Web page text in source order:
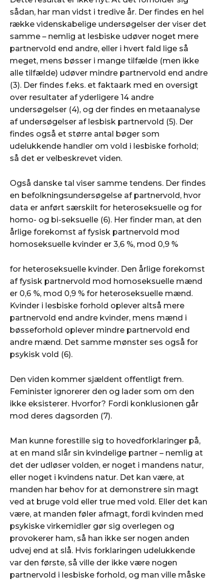
sådan, har man vidst i tredive år. Der findes en hel
række videnskabelige undersøgelser der viser det
samme – nemlig at lesbiske udøver noget mere
partnervold end andre, eller i hvert fald lige så
meget, mens bøsser i mange tilfælde (men ikke
alle tilfælde) udøver mindre partnervold end andre
(3). Der findes f.eks. et faktaark med en oversigt
over resultater af yderligere 14 andre
undersøgelser (4), og der findes en metaanalyse
af undersøgelser af lesbisk partnervold (5). Der
findes også et større antal bøger som
udelukkende handler om vold i lesbiske forhold;
så det er velbeskrevet viden.
Også danske tal viser samme tendens. Der findes
en befolknings­undersøgelse af partnervold, hvor
data er anført særskilt for heteroseksuelle og for
homo- og bi-seksuelle (6). Her finder man, at den
årlige forekomst af fysisk partnervold mod
homoseksuelle kvinder er 3,6 %, mod 0,9 %
for heteroseksuelle kvinder. Den årlige forekomst
af fysisk partnervold mod homoseksuelle mænd
er 0,6 %, mod 0,9 % for heteroseksuelle mænd.
Kvinder i lesbiske forhold oplever altså mere
partnervold end andre kvinder, mens mænd i
bøsseforhold oplever mindre partnervold end
andre mænd. Det samme mønster ses også for
psykisk vold (6).
Den viden kommer sjældent offentligt frem.
Feminister ignorerer den og lader som om den
ikke eksisterer. Hvorfor? Fordi konklusionen går
mod deres dagsorden (7).
Man kunne forestille sig to hovedforklaringer på,
at en mand slår sin kvindelige partner – nemlig at
det der udløser volden, er noget i mandens natur,
eller noget i kvindens natur. Det kan være, at
manden har behov for at demonstrere sin magt
ved at bruge vold eller true med vold. Eller det kan
være, at manden føler afmagt, fordi kvinden med
psykiske virkemidler gør sig overlegen og
provokerer ham, så han ikke ser nogen anden
udvej end at slå. Hvis forklaringen udelukkende
var den første, så ville der ikke være nogen
partnervold i lesbiske forhold, og man ville måske